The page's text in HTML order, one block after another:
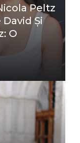
Peltz
Și
O